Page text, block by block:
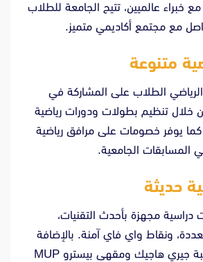
خبراء عالميين، تتيح الجامعة للطلاب
مع مجتمع أكاديمي متميز.
متنوعة
يشجع نادي MUP الرياضي الطلاب على المشاركة في
خلال تنظيم بطولات ودورات رياضية
كما يوفر خصومات على مرافق رياضية
المسابقات الجامعية.
حديثة
دراسية مجهزة بأحدث التقنيات،
ونقاط واي فاي آمنة. بالإضافة
إلى ذلك، توفر مكتبة جيري هاجيك ومقهى بيسترو MUP